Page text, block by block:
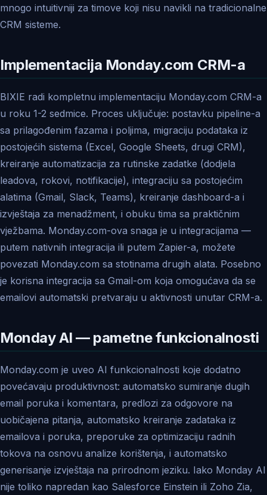
mnogo intuitivniji za timove koji nisu navikli na tradicionalne
CRM sisteme.
Implementacija Monday.com CRM-a
BIXIE radi kompletnu implementaciju Monday.com CRM-a
u roku 1-2 sedmice. Proces uključuje: postavku pipeline-a
sa prilagođenim fazama i poljima, migraciju podataka iz
postojećih sistema (Excel, Google Sheets, drugi CRM),
kreiranje automatizacija za rutinske zadatke (dodjela
leadova, rokovi, notifikacije), integraciju sa postojećim
alatima (Gmail, Slack, Teams), kreiranje dashboard-a i
izvještaja za menadžment, i obuku tima sa praktičnim
vježbama. Monday.com-ova snaga je u integracijama —
putem nativnih integracija ili putem Zapier-a, možete
povezati Monday.com sa stotinama drugih alata. Posebno
je korisna integracija sa Gmail-om koja omogućava da se
emailovi automatski pretvaraju u aktivnosti unutar CRM-a.
Monday AI — pametne funkcionalnosti
Monday.com je uveo AI funkcionalnosti koje dodatno
povećavaju produktivnost: automatsko sumiranje dugih
email poruka i komentara, predlozi za odgovore na
uobičajena pitanja, automatsko kreiranje zadataka iz
emailova i poruka, preporuke za optimizaciju radnih
tokova na osnovu analize korištenja, i automatsko
generisanje izvještaja na prirodnom jeziku. Iako Monday AI
nije toliko napredan kao Salesforce Einstein ili Zoho Zia,